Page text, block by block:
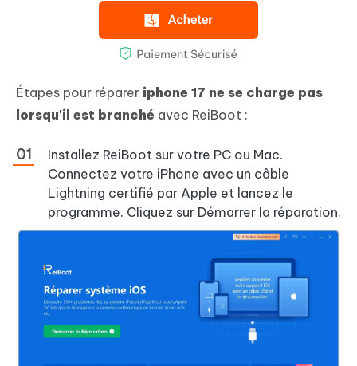
Étapes pour réparer iphone 17 ne se charge pas
lorsqu'il est branché avec ReiBoot :
Installez ReiBoot sur votre PC ou Mac.
Connectez votre iPhone avec un câble
Lightning certifié par Apple et lancez le
programme. Cliquez sur Démarrer la réparation.